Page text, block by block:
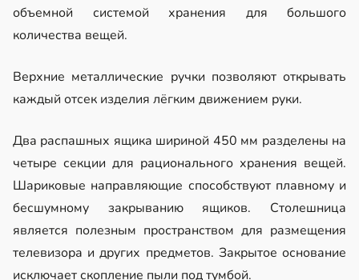
объемной системой хранения для большого
количества вещей.
Верхние металлические ручки позволяют открывать
каждый отсек изделия лёгким движением руки.
Два распашных ящика шириной 450 мм разделены на
четыре секции для рационального хранения вещей.
Шариковые направляющие способствуют плавному и
бесшумному закрыванию ящиков. Столешница
является полезным пространством для размещения
телевизора и других предметов. Закрытое основание
исключает скопление пыли под тумбой.